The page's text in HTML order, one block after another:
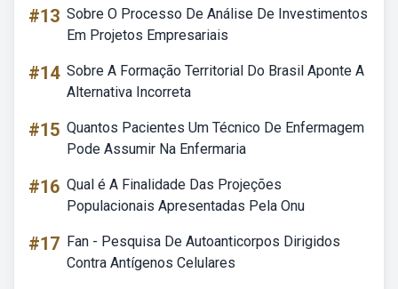
#13 Sobre O Processo De Análise De Investimentos
Em Projetos Empresariais
#14 Sobre A Formação Territorial Do Brasil Aponte A
Alternativa Incorreta
#15 Quantos Pacientes Um Técnico De Enfermagem
Pode Assumir Na Enfermaria
#16 Qual é A Finalidade Das Projeções
Populacionais Apresentadas Pela Onu
#17 Fan - Pesquisa De Autoanticorpos Dirigidos
Contra Antígenos Celulares